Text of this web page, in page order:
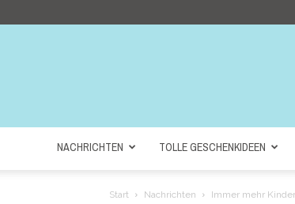
NACHRICHTEN TOLLE GESCHENKIDEEN
Start Nachrichten Immer mehr